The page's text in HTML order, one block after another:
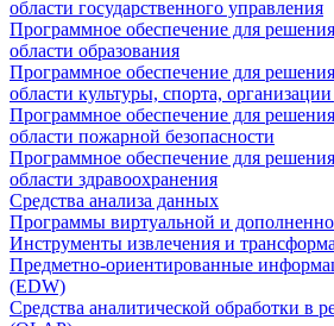
области государственного управления
Программное обеспечение для
области образования
Программное обеспечение для
области культуры, спорта,
Программное обеспечение для
области пожарной безопасности
Программное обеспечение для
области здравоохранения
Средства анализа данных
Программы виртуальной и
Инструменты извлечения и
Предметно-ориентированные
(EDW)
Средства аналитической обработки в